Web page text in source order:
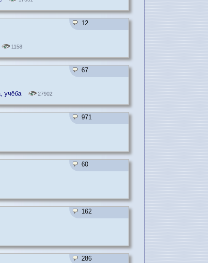
12
1158
67
учёба 27902
971
60
162
286